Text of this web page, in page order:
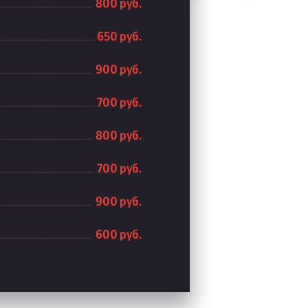
800 руб.
650 руб.
900 руб.
700 руб.
800 руб.
700 руб.
900 руб.
600 руб.